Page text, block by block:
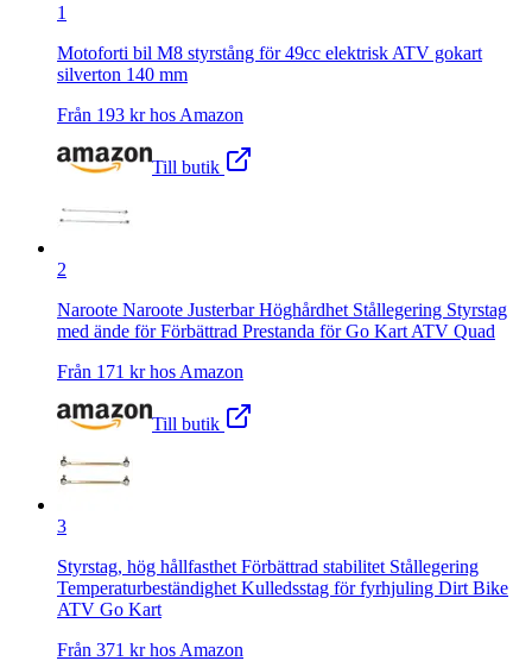
1
Motoforti bil M8 styrstång för 49cc elektrisk ATV gokart
silverton 140 mm
Från 193 kr hos Amazon
Till butik
2
Naroote Naroote Justerbar Höghårdhet Stållegering Styrstag
med ände för Förbättrad Prestanda för Go Kart ATV Quad
Från 171 kr hos Amazon
Till butik
3
Styrstag, hög hållfasthet Förbättrad stabilitet Stållegering
Temperaturbeständighet Kulledsstag för fyrhjuling Dirt Bike
ATV Go Kart
Från 371 kr hos Amazon